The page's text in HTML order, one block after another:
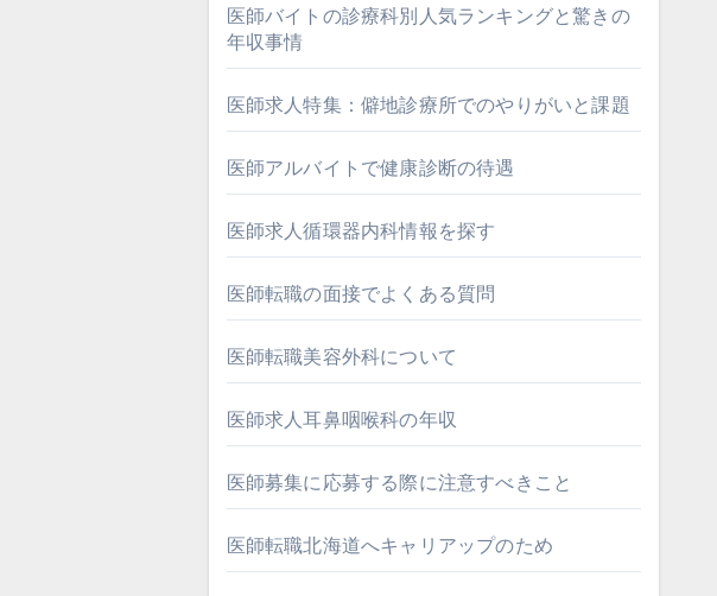
医師バイトの診療科別人気ランキングと驚きの
年収事情
医師求人特集：僻地診療所でのやりがいと課題
医師アルバイトで健康診断の待遇
医師求人循環器内科情報を探す
医師転職の面接でよくある質問
医師転職美容外科について
医師求人耳鼻咽喉科の年収
医師募集に応募する際に注意すべきこと
医師転職北海道へキャリアップのため